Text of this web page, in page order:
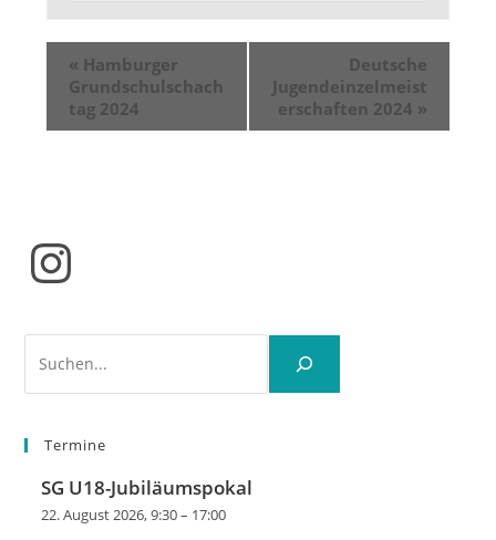
« Hamburger
Grundschulschach
tag 2024
Deutsche
Jugendeinzelmeist
erschaften 2024 »
Instagram
Termine
SG U18-Jubiläumspokal
22. August 2026, 9:30– 17:00